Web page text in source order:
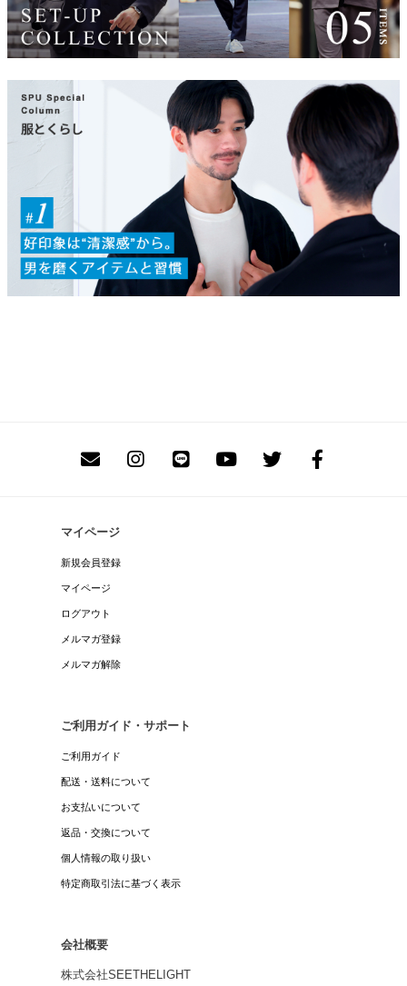
マイページ
新規会員登録
マイページ
ログアウト
メルマガ登録
メルマガ解除
ご利用ガイド・サポート
ご利用ガイド
配送・送料について
お支払いについて
返品・交換について
個人情報の取り扱い
特定商取引法に基づく表示
会社概要
株式会社SEETHELIGHT